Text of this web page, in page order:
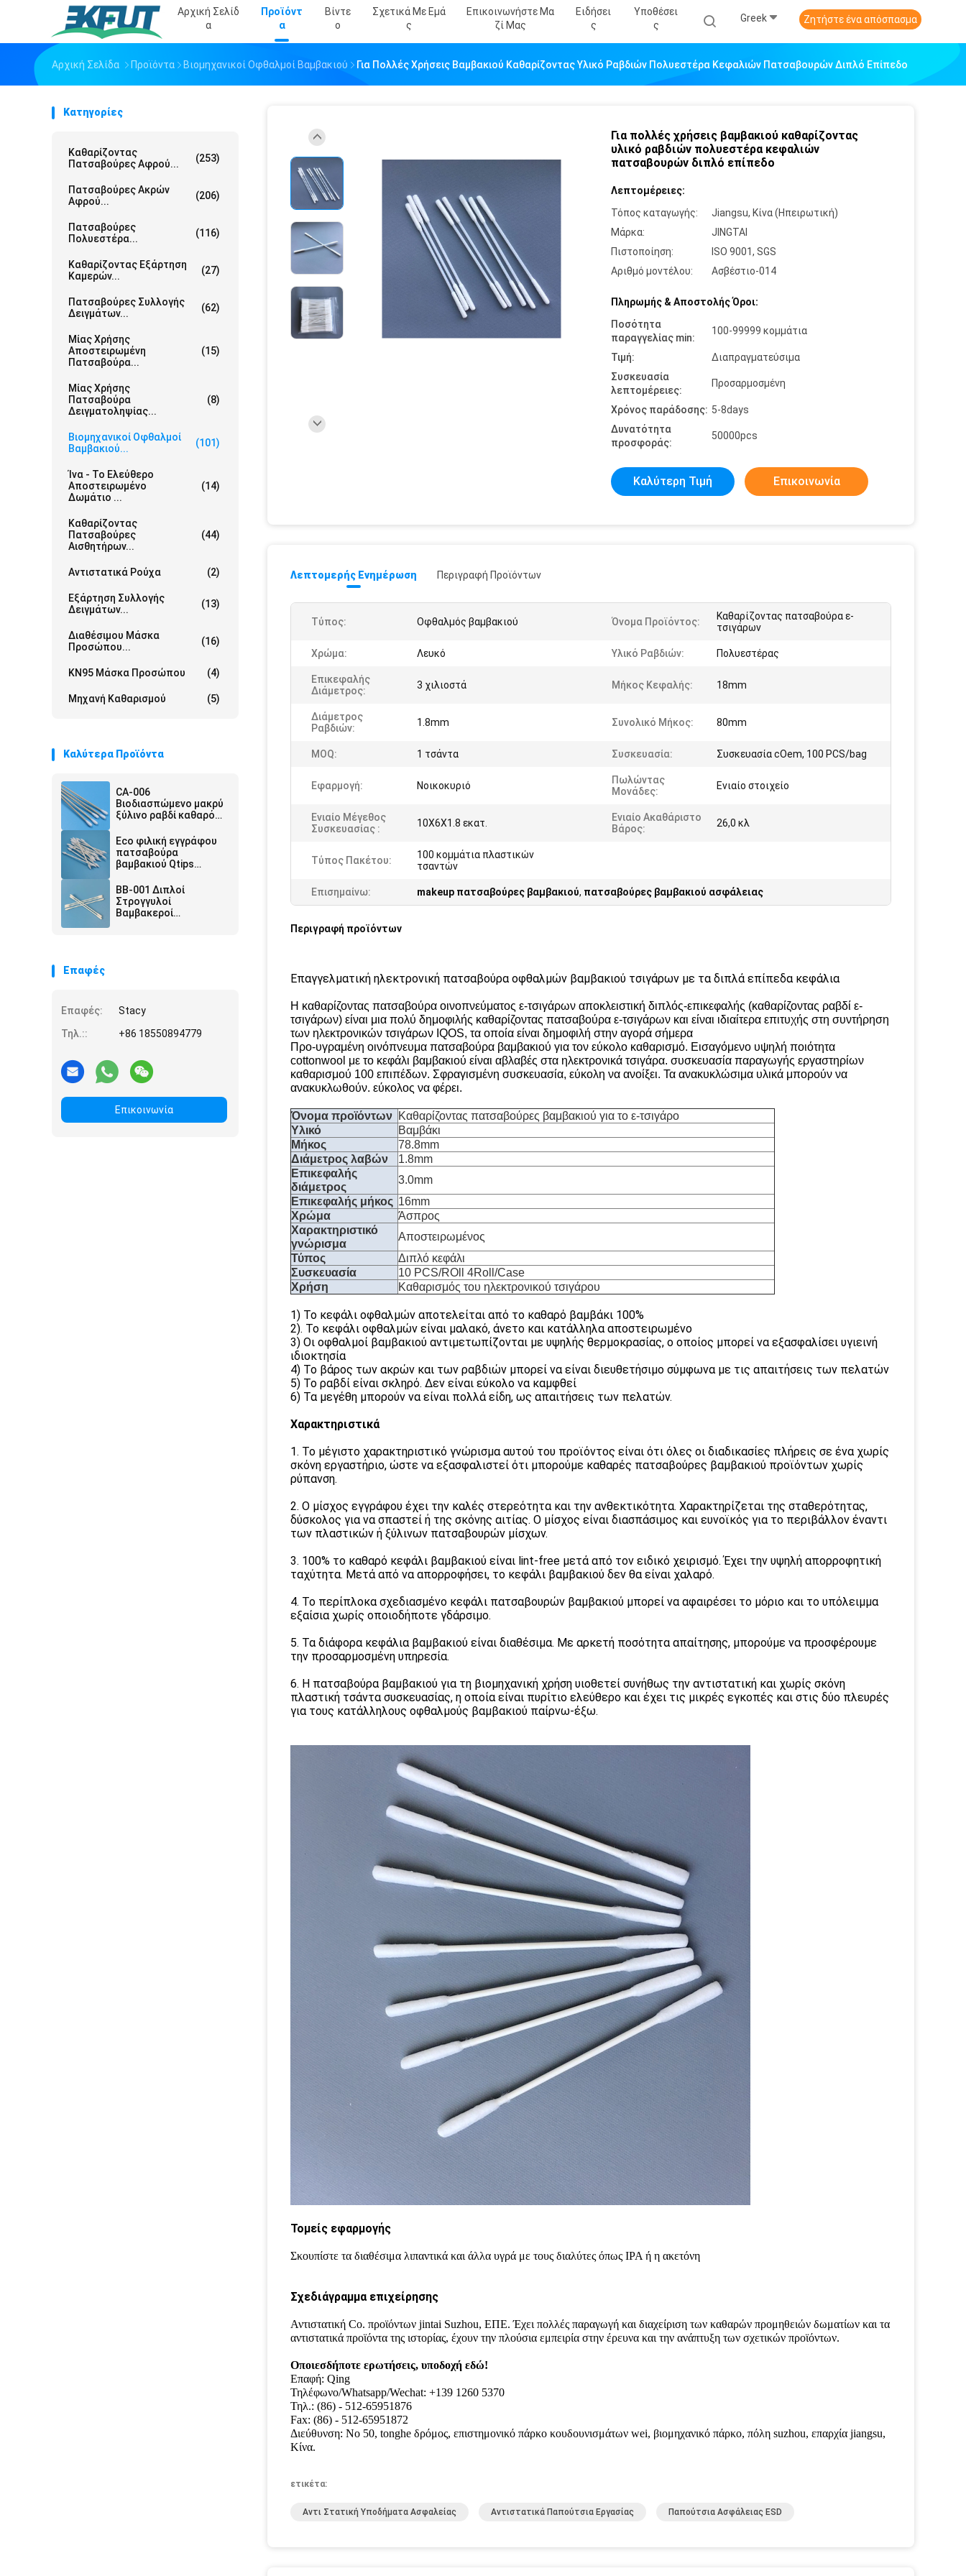
Αρχική Σελίδ
Α
Προϊόντ
Α
Βίντε
Ο
Σχετικά Με Εμά
Σ
Επικοινωνήστε Μα
Ζί Μας
Ειδήσει
Σ
Υποθέσει
Σ
Greek Ζητήστε ένα απόσπασμα
Αρχική Σελίδα Προϊόντα Βιομηχανικοί Οφθαλμοί Βαμβακιού Για Πολλές Χρήσεις Βαμβακιού Καθαρίζοντας Υλικό Ραβδιών Πολυεστέρα Κεφαλιών Πατσαβουρών Διπλό Επίπεδο
Κατηγορίες
Καθαρίζοντας
Πατσαβούρες Αφρού...
(253)
Πατσαβούρες Ακρών
Αφρού...
(206)
Πατσαβούρες
Πολυεστέρα...
(116)
Καθαρίζοντας Εξάρτηση
Καμερών...
(27)
Πατσαβούρες Συλλογής
Δειγμάτων...
(62)
Μίας Χρήσης
Αποστειρωμένη
Πατσαβούρα...
(15)
Μίας Χρήσης
Πατσαβούρα
Δειγματοληψίας...
(8)
Βιομηχανικοί Οφθαλμοί
Βαμβακιού...
(101)
Ίνα - Το Ελεύθερο
Αποστειρωμένο
Δωμάτιο ...
(14)
Καθαρίζοντας
Πατσαβούρες
Αισθητήρων...
(44)
Αντιστατικά Ρούχα (2)
Εξάρτηση Συλλογής
Δειγμάτων...
(13)
Διαθέσιμου Μάσκα
Προσώπου...
(16)
KN95 Μάσκα Προσώπου (4)
Μηχανή Καθαρισμού (5)
Καλύτερα Προϊόντα
CA-006
Βιοδιασπώμενο μακρύ
ξύλινο ραβδί καθαρό
Βιομηχανικό βαμβάκι
καθαριστικό ραβδί
Eco φιλική εγγράφου
πατσαβούρα
βαμβακιού Qtips
δειγμένη διπλάσιο για
το αποστειρωμένο
δωμάτιο ασβέστιο-003
BB-001 Διπλοί
Στρογγυλοί
Βαμβακεροί
Επαφές
Επαφές:
Stacy
Τηλ.::
+86 18550894779
Επικοινωνία
Για πολλές χρήσεις βαμβακιού καθαρίζοντας
υλικό ραβδιών πολυεστέρα κεφαλιών
πατσαβουρών διπλό επίπεδο
Λεπτομέρειες:
Τόπος καταγωγής:
Jiangsu, Κίνα (Ηπειρωτική)
Μάρκα:
JINGTAI
Πιστοποίηση:
ISO 9001, SGS
Αριθμό μοντέλου:
Ασβέστιο-014
Πληρωμής & Αποστολής Όροι:
Ποσότητα
παραγγελίας min:
100-99999 κομμάτια
Τιμή:
Διαπραγματεύσιμα
Συσκευασία
λεπτομέρειες:
Προσαρμοσμένη
Χρόνος παράδοσης: 5-8days
Δυνατότητα
προσφοράς:
50000pcs
Καλύτερη Τιμή Επικοινωνία
Λεπτομερής Ενημέρωση Περιγραφή Προϊόντων
Τύπος: Οφθαλμός βαμβακιού Όνομα Προϊόντος:
Καθαρίζοντας πατσαβούρα ε-
τσιγάρων
Χρώμα: Λευκό Υλικό Ραβδιών: Πολυεστέρας
Επικεφαλής
Διάμετρος:
3 χιλιοστά Μήκος Κεφαλής: 18mm
Διάμετρος
Ραβδιών:
1.8mm Συνολικό Μήκος: 80mm
MOQ: 1 τσάντα Συσκευασία: Συσκευασία cOem, 100 PCS/bag
Εφαρμογή: Νοικοκυριό
Πωλώντας
Μονάδες:
Ενιαίο στοιχείο
Ενιαίο Μέγεθος
Συσκευασίας :
10X6X1.8 εκατ.
Ενιαίο Ακαθάριστο
Βάρος:
26,0 κλ
Τύπος Πακέτου:
100 κομμάτια πλαστικών
τσαντών
Επισημαίνω: makeup πατσαβούρες βαμβακιού, πατσαβούρες βαμβακιού ασφάλειας
Περιγραφή προϊόντων
Επαγγελματική ηλεκτρονική πατσαβούρα οφθαλμών βαμβακιού τσιγάρων με τα διπλά επίπεδα κεφάλια
Η καθαρίζοντας πατσαβούρα οινοπνεύματος ε-τσιγάρων αποκλειστική διπλός-επικεφαλής (καθαρίζοντας ραβδί ε-
τσιγάρων) είναι μια πολύ δημοφιλής καθαρίζοντας πατσαβούρα ε-τσιγάρων και είναι ιδιαίτερα επιτυχής στη συντήρηση
των ηλεκτρονικών τσιγάρων IQOS, τα οποία είναι δημοφιλή στην αγορά σήμερα
Προ-υγραμένη οινόπνευμα πατσαβούρα βαμβακιού για τον εύκολο καθαρισμό. Εισαγόμενο υψηλή ποιότητα
cottonwool με το κεφάλι βαμβακιού είναι αβλαβές στα ηλεκτρονικά τσιγάρα. συσκευασία παραγωγής εργαστηρίων
καθαρισμού 100 επιπέδων. Σφραγισμένη συσκευασία, εύκολη να ανοίξει. Τα ανακυκλώσιμα υλικά μπορούν να
ανακυκλωθούν. εύκολος να φέρει.
Όνομα προϊόντων Καθαρίζοντας πατσαβούρες βαμβακιού για το ε-τσιγάρο
Υλικό
Βαμβάκι
Μήκος
78.8mm
Διάμετρος λαβών
1.8mm
Επικεφαλής
διάμετρος
3.0mm
Επικεφαλής μήκος 16mm
Χρώμα
Άσπρος
Χαρακτηριστικό
γνώρισμα
Αποστειρωμένος
Τύπος
Διπλό κεφάλι
Συσκευασία
10 PCS/ROll 4Roll/Case
Χρήση
Καθαρισμός του ηλεκτρονικού τσιγάρου
1) Το κεφάλι οφθαλμών αποτελείται από το καθαρό βαμβάκι 100%
2). Το κεφάλι οφθαλμών είναι μαλακό, άνετο και κατάλληλα αποστειρωμένο
3) Οι οφθαλμοί βαμβακιού αντιμετωπίζονται με υψηλής θερμοκρασίας, ο οποίος μπορεί να εξασφαλίσει υγιεινή
ιδιοκτησία
4) Το βάρος των ακρών και των ραβδιών μπορεί να είναι διευθετήσιμο σύμφωνα με τις απαιτήσεις των πελατών
5) Το ραβδί είναι σκληρό. Δεν είναι εύκολο να καμφθεί
6) Τα μεγέθη μπορούν να είναι πολλά είδη, ως απαιτήσεις των πελατών.
Χαρακτηριστικά
1. Το μέγιστο χαρακτηριστικό γνώρισμα αυτού του προϊόντος είναι ότι όλες οι διαδικασίες πλήρεις σε ένα χωρίς
σκόνη εργαστήριο, ώστε να εξασφαλιστεί ότι μπορούμε καθαρές πατσαβούρες βαμβακιού προϊόντων χωρίς
ρύπανση.
2. Ο μίσχος εγγράφου έχει την καλές στερεότητα και την ανθεκτικότητα. Χαρακτηρίζεται της σταθερότητας,
δύσκολος για να σπαστεί ή της σκόνης αιτίας. Ο μίσχος είναι διασπάσιμος και ευνοϊκός για το περιβάλλον έναντι
των πλαστικών ή ξύλινων πατσαβουρών μίσχων.
3. 100% το καθαρό κεφάλι βαμβακιού είναι lint-free μετά από τον ειδικό χειρισμό. Έχει την υψηλή απορροφητική
ταχύτητα. Μετά από να απορροφήσει, το κεφάλι βαμβακιού δεν θα είναι χαλαρό.
4. Το περίπλοκα σχεδιασμένο κεφάλι πατσαβουρών βαμβακιού μπορεί να αφαιρέσει το μόριο και το υπόλειμμα
εξαίσια χωρίς οποιοδήποτε γδάρσιμο.
5. Τα διάφορα κεφάλια βαμβακιού είναι διαθέσιμα. Με αρκετή ποσότητα απαίτησης, μπορούμε να προσφέρουμε
την προσαρμοσμένη υπηρεσία.
6. Η πατσαβούρα βαμβακιού για τη βιομηχανική χρήση υιοθετεί συνήθως την αντιστατική και χωρίς σκόνη
πλαστική τσάντα συσκευασίας, η οποία είναι πυρίτιο ελεύθερο και έχει τις μικρές εγκοπές και στις δύο πλευρές
για τους κατάλληλους οφθαλμούς βαμβακιού παίρνω-έξω.
Τομείς εφαρμογής
Σκουπίστε τα διαθέσιμα λιπαντικά και άλλα υγρά με τους διαλύτες όπως IPA ή η ακετόνη
Σχεδιάγραμμα επιχείρησης
Αντιστατική Co. προϊόντων jintai Suzhou, ΕΠΕ. Έχει πολλές παραγωγή και διαχείριση των καθαρών προμηθειών δωματίων και τα
αντιστατικά προϊόντα της ιστορίας, έχουν την πλούσια εμπειρία στην έρευνα και την ανάπτυξη των σχετικών προϊόντων.
Οποιεσδήποτε ερωτήσεις, υποδοχή εδώ!
Επαφή: Qing
Τηλέφωνο/Whatsapp/Wechat: +139 1260 5370
Τηλ.: (86) - 512-65951876
Fax: (86) - 512-65951872
Διεύθυνση: Νο 50, tonghe δρόμος, επιστημονικό πάρκο κουδουνισμάτων wei, βιομηχανικό πάρκο, πόλη suzhou, επαρχία jiangsu,
Κίνα.
ετικέτα:
Αντι Στατική Υποδήματα Ασφαλείας Αντιστατικά Παπούτσια Εργασίας Παπούτσια Ασφάλειας ESD